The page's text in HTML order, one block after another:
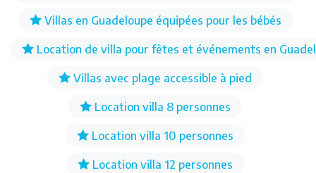
Villas en Guadeloupe équipées pour les bébés
Location de villa pour fêtes et événements en
Villas avec plage accessible à pied
Location villa 8 personnes
Location villa 10 personnes
Location villa 12 personnes